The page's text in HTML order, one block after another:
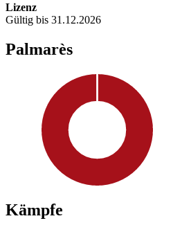
Lizenz
Gültig bis 31.12.2026
Palmarès
Kämpfe